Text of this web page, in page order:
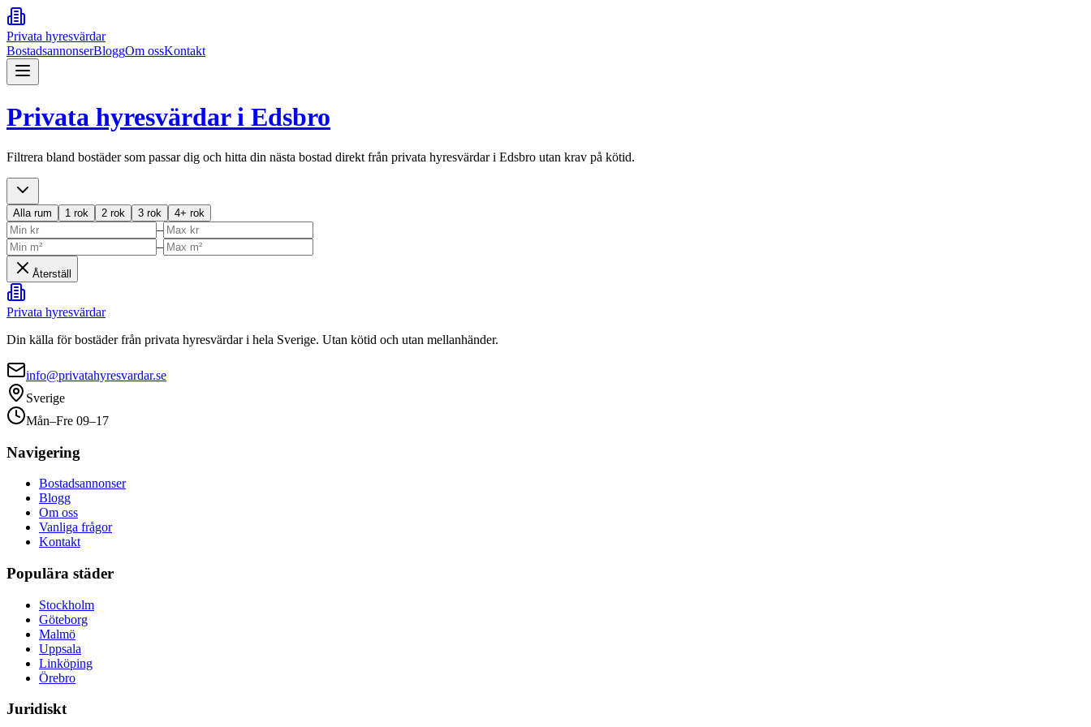
Privata hyresvärdar
BostadsannonserBloggOm ossKontakt
Privata hyresvärdar i Edsbro
Filtrera bland bostäder som passar dig och hitta din nästa bostad direkt från privata hyresvärdar i Edsbro utan krav på kötid.
Alla rum 1 rok 2 rok 3 rok 4+ rok
–
–
Återställ
Privata hyresvärdar
Din källa för bostäder från privata hyresvärdar i hela Sverige. Utan kötid och utan mellanhänder.
info@privatahyresvardar.se
Sverige
Mån–Fre 09–17
Navigering
Bostadsannonser
Blogg
Om oss
Vanliga frågor
Kontakt
Populära städer
Stockholm
Göteborg
Malmö
Uppsala
Linköping
Örebro
Juridiskt